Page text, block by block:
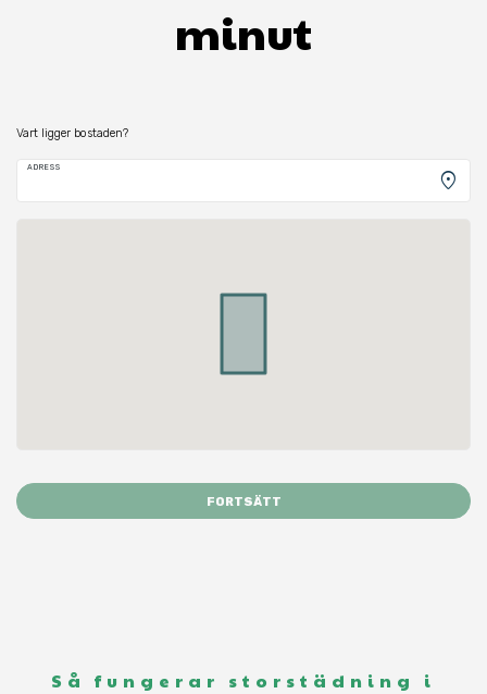
minut
Vart ligger bostaden?
ADRESS
location_on
FORTSÄTT
Så fungerar storstädning i